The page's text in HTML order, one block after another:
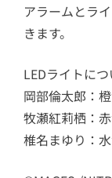
アラームとラ
きます。
LEDライトに
岡部倫太郎：
牧瀬紅莉栖：
椎名まゆり：